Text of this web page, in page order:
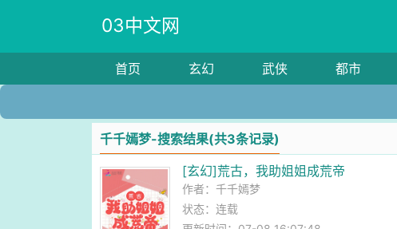
03中文网
首页 玄幻 武侠 都市
千千嫣梦-搜索结果(共3条记录)
[玄幻]荒古，我助姐姐成荒帝
作者：千千嫣梦
状态：连载